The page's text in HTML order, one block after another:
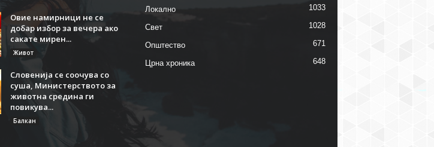
Овие намирници не се
добар избор за вечера ако
сакате мирен...
Живот
Словенија се соочува со
суша, Министерството за
животна средина ги
повикува...
Балкан
Локално 1033
Свет 1028
Општество 671
Црна хроника 648